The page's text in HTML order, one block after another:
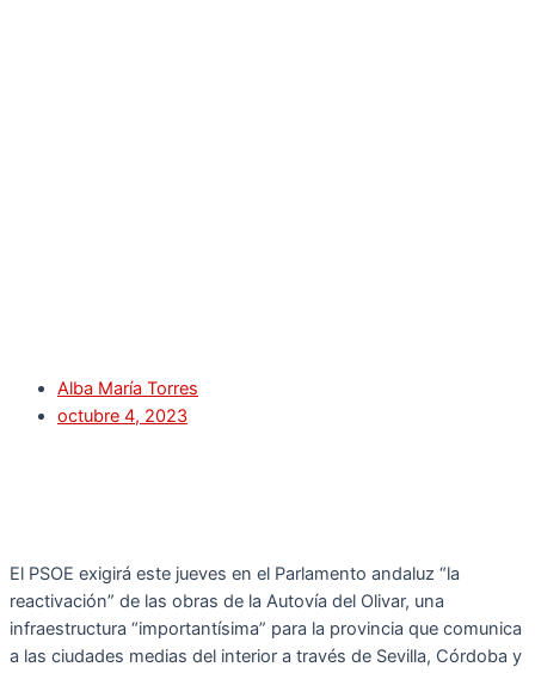
Alba María Torres
octubre 4, 2023
El PSOE exigirá este jueves en el Parlamento andaluz “la
reactivación” de las obras de la Autovía del Olivar, una
infraestructura “importantísima” para la provincia que comunica
a las ciudades medias del interior a través de Sevilla, Córdoba y